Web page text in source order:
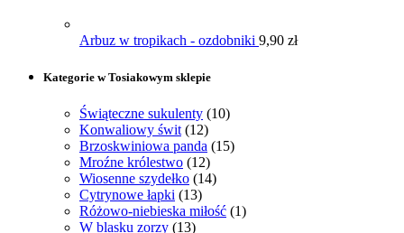
Arbuz w tropikach - ozdobniki 9,90 zł
Kategorie w Tosiakowym sklepie
Świąteczne sukulenty (10)
Konwaliowy świt (12)
Brzoskwiniowa panda (15)
Mroźne królestwo (12)
Wiosenne szydełko (14)
Cytrynowe łapki (13)
Różowo-niebieska miłość (1)
W blasku zorzy (13)